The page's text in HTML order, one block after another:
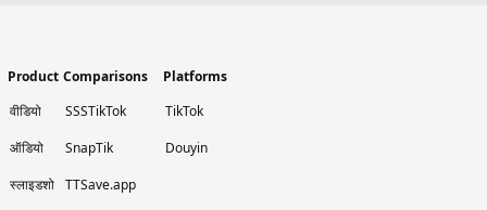
Product
वीडियो
ऑडियो
स्लाइडशो
Comparisons
SSSTikTok
SnapTik
TTSave.app
Platforms
TikTok
Douyin